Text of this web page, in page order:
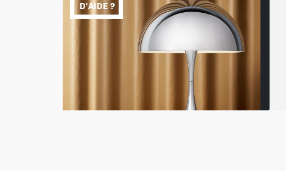
D'AIDE ?